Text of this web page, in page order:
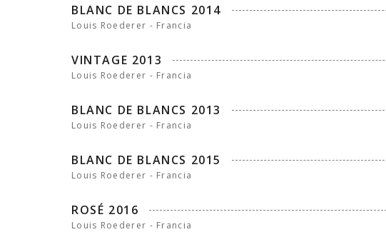
BLANC DE BLANCS 2014
Louis Roederer - Francia
VINTAGE 2013
Louis Roederer - Francia
BLANC DE BLANCS 2013
Louis Roederer - Francia
BLANC DE BLANCS 2015
Louis Roederer - Francia
ROSÉ 2016
Louis Roederer - Francia